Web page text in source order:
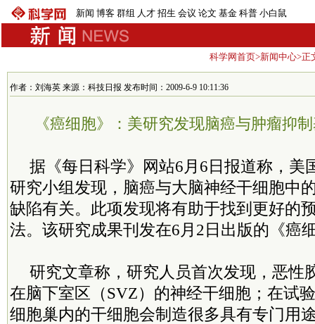
新闻 博客 群组 人才 招生 会议 论文 基金 科普 小白鼠
科学网首页>新闻中心>正
作者：刘海英 来源：科技日报 发布时间：2009-6-9 10:11:36
《癌细胞》：美研究发现脑癌与肿瘤抑
据《每日科学》网站6月6日报道称，美
研究小组发现，脑癌与大脑神经干细胞中
缺陷有关。此项发现将有助于找到更好的
法。该研究成果刊发在6月2日出版的《癌
研究文章称，研究人员首次发现，恶性
在脑下室区（SVZ）的神经干细胞；在试
细胞巢内的干细胞会制造很多具有专门用